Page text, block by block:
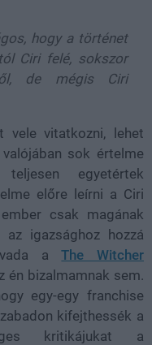
hogy a történet
Ciri felé, sokszor
de mégis Ciri
vele vitatkozni, lehet
sok értelme
egyetértek
előre leírni a Ciri
csak magának
igazsághoz hozzá
aThe Witcher
én bizalmamnak sem.
egy-egy franchise
kifejthessék a
kritikájukat a